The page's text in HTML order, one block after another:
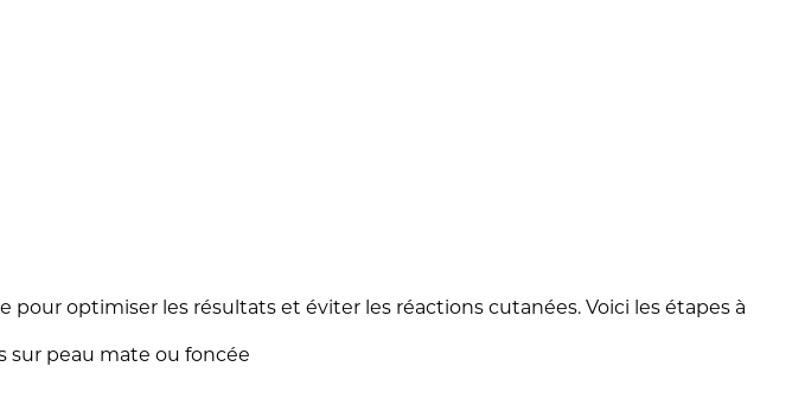
optimiser les résultats et éviter les réactions cutanées. Voici les étapes à